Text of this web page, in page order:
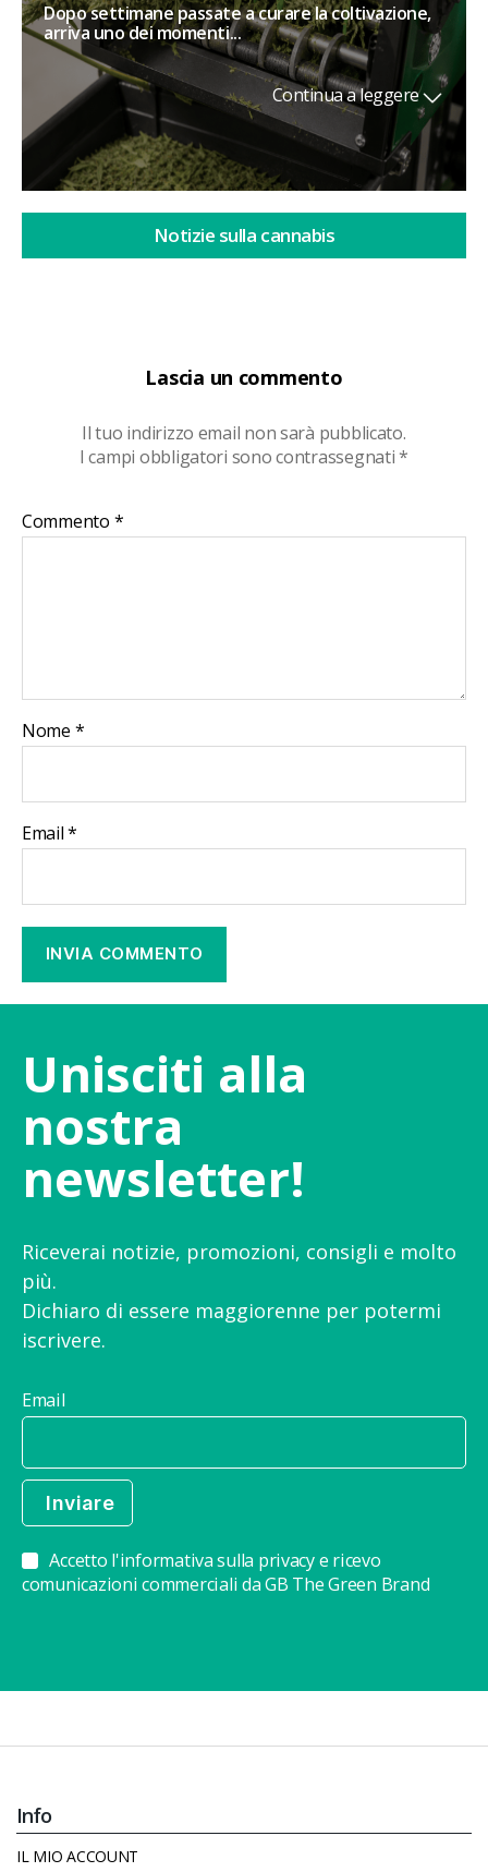
Lascia un commento
Il tuo indirizzo email non sarà pubblicato.
I campi obbligatori sono contrassegnati*
Commento *
Nome *
Email*
Dopo settimane passate a curare la coltivazione,
arriva uno dei momenti...
Continua a leggere
Notizie sulla cannabis
Unisciti alla
nostra
newsletter!
Riceverai notizie, promozioni, consigli e molto
più.
Dichiaro di essere maggiorenne per potermi
iscrivere.
Email
Accetto l'informativa sulla privacy e ricevo
comunicazioni commerciali da GB The Green Brand
Info
IL MIO ACCOUNT